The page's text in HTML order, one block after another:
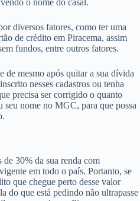
o nome do casal.
diversos fatores, como ter uma
de crédito em Piracema, assim
fundos, entre outros fatores.
de mesmo após quitar a sua dívida
nesses cadastros ou tenha
precisa ser corrigido o quanto
seu nome no MGC, para que possa
30% da sua renda com
em todo o país. Portanto, se
que chegue perto desse valor
do que está pedindo não ultrapasse